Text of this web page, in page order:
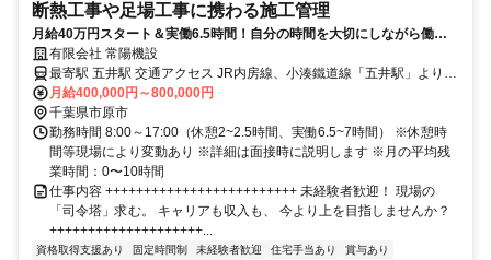
断熱工事や足場工事に携わる施工管理
月給40万円スタート＆実働6.5時間！自分の時間を大切にしながら働け
る！有限会社 常陽機設
最寄駅 五井駅 交通アクセス JR内房線、小湊鐵道線「五井駅」より車
で13分
月給400,000円～800,000円
千葉県市原市
勤務時間 8:00～17:00（休憩2~2.5時間、実働6.5~7時間） ※休憩時
間等現場により変動あり ※詳細は面接時に説明します ※月の平均残
業時間：0〜10時間
仕事内容 +++++++++++++++++++++++++ 未経験者歓迎！ 現場の
「司令塔」求む。 キャリアも収入も、 今より上を目指しませんか？
++++++++++++++++++++...
資格取得支援あり 固定時間制 未経験者歓迎 住宅手当あり
賞与あり